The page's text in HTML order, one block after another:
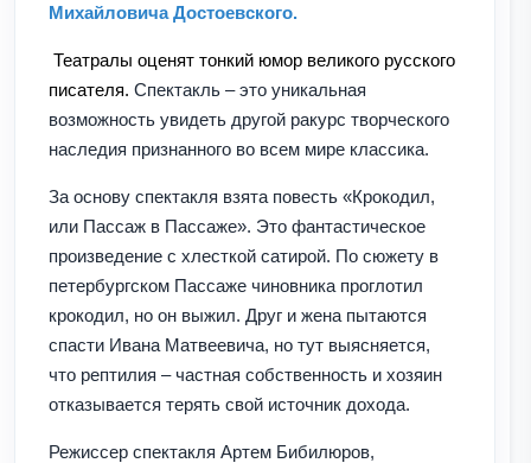
Михайловича Достоевского.
Театралы оценят тонкий юмор великого русского
писателя. Спектакль – это уникальная
возможность увидеть другой ракурс творческого
наследия признанного во всем мире классика.
За основу спектакля взята повесть «Крокодил,
или Пассаж в Пассаже». Это фантастическое
произведение с хлесткой сатирой. По сюжету в
петербургском Пассаже чиновника проглотил
крокодил, но он выжил. Друг и жена пытаются
спасти Ивана Матвеевича, но тут выясняется,
что рептилия – частная собственность и хозяин
отказывается терять свой источник дохода.
Режиссер спектакля Артем Бибилюров,